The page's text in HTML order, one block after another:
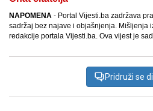
NAPOMENA - Portal Vijesti.ba zadržava
sadržaj bez najave i objašnjenja. Mišljenja
redakcije portala Vijesti.ba. Ova vijest je
Pridruži se